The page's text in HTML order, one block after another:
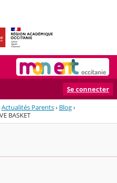
Se connecter
Actualités Parents› Blog›
BASKET